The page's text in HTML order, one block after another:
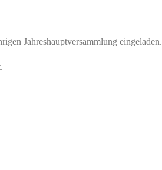
Jahreshauptversammlung eingeladen.